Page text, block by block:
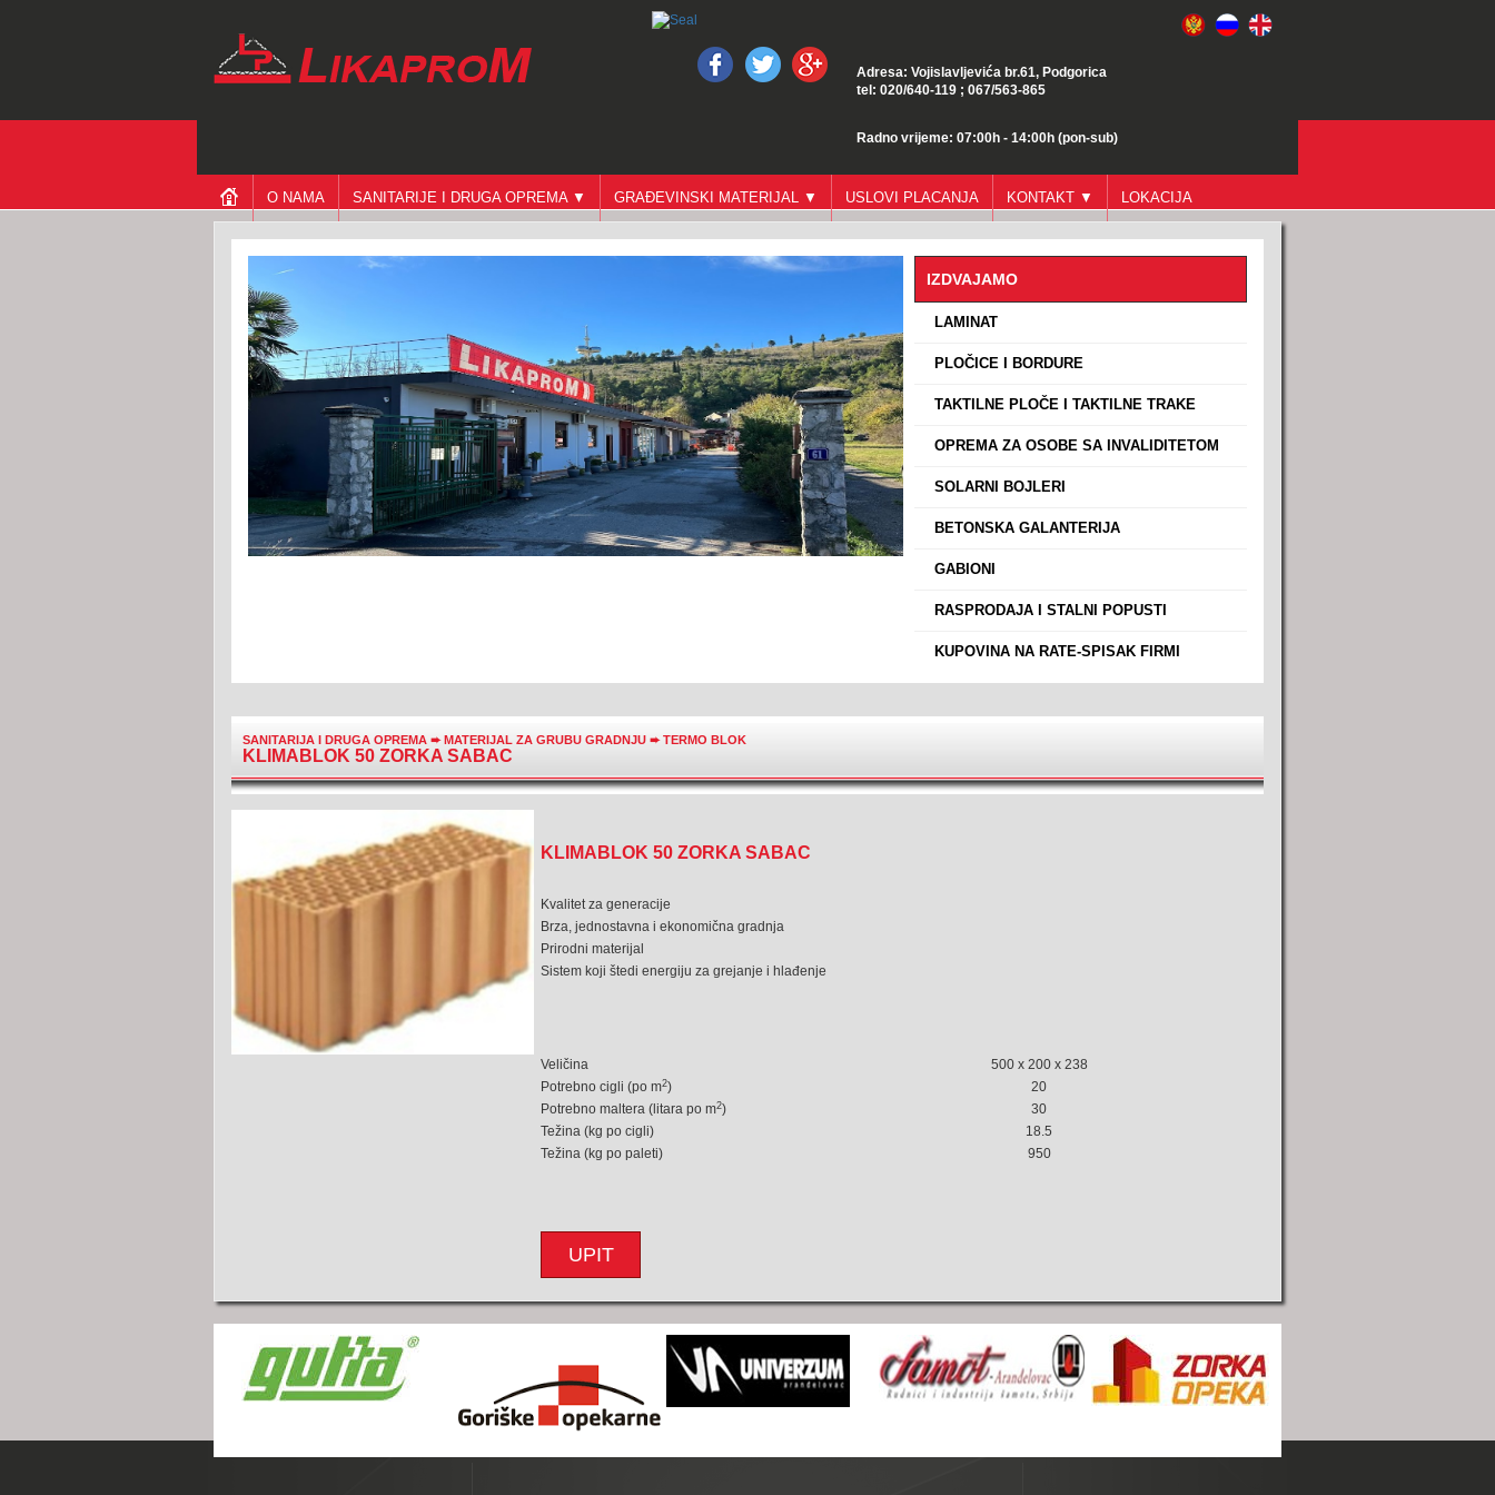
Adresa: Vojislavljevića br.61, Podgorica
tel: 020/640-119 ; 067/563-865
Radno vrijeme: 07:00h - 14:00h (pon-sub)
O NAMA SANITARIJE I DRUGA OPREMA ▼ GRAĐEVINSKI MATERIJAL ▼ USLOVI PLACANJA KONTAKT ▼ LOKACIJA
IZDVAJAMO
LAMINAT
PLOČICE I BORDURE
TAKTILNE PLOČE I TAKTILNE TRAKE
OPREMA ZA OSOBE SA INVALIDITETOM
SOLARNI BOJLERI
BETONSKA GALANTERIJA
GABIONI
RASPRODAJA I STALNI POPUSTI
KUPOVINA NA RATE-SPISAK FIRMI
SANITARIJA I DRUGA OPREMA ➨MATERIJAL ZA GRUBU GRADNJU ➨TERMO BLOK
KLIMABLOK 50 ZORKA SABAC
KLIMABLOK 50 ZORKA SABAC
Kvalitet za generacije
Brza, jednostavna i ekonomična gradnja
Prirodni materijal
Sistem koji štedi energiju za grejanje i hlađenje
Veličina
500 x 200 x 238
Potrebno cigli (po m2)
20
Potrebno maltera (litara po m2)
30
Težina (kg po cigli)
18.5
Težina (kg po paleti)
950
UPIT